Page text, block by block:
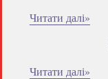
Читати далі»
Читати далі»